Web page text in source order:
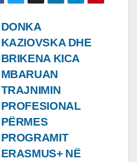
DONKA
KAZIOVSKA DHE
BRIKENA KICA
MBARUAN
TRAJNIMIN
PROFESIONAL
PËRMES
PROGRAMIT
ERASMUS+ NË